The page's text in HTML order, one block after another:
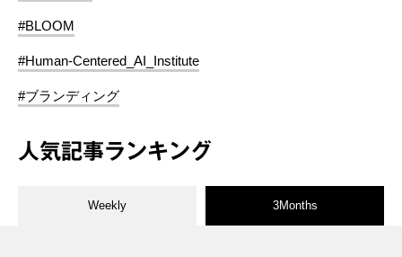
#BLOOM
#Human-Centered_AI_Institute
#ブランディング
人気記事ランキング
Weekly 3Months